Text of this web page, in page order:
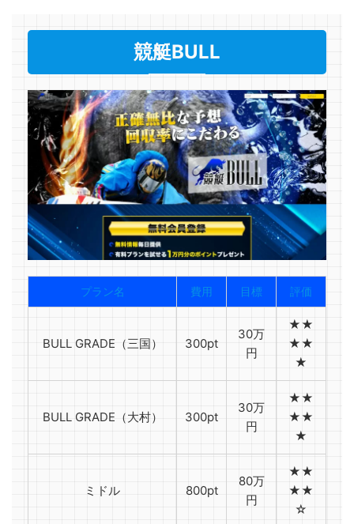
競艇BULL
プラン名 費用 目標 評価
BULL GRADE（三国） 300pt
30万
円
★★
★★
★
BULL GRADE（大村） 300pt
30万
円
★★
★★
★
ミドル 800pt
80万
円
★★
★★
☆